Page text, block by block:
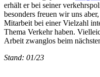
erhält er bei seiner
besonders freuen wir uns
Mitarbeit bei einer Vielzahl
Thema Verkehr haben.
Arbeit zwanglos beim
Stand: 01/23